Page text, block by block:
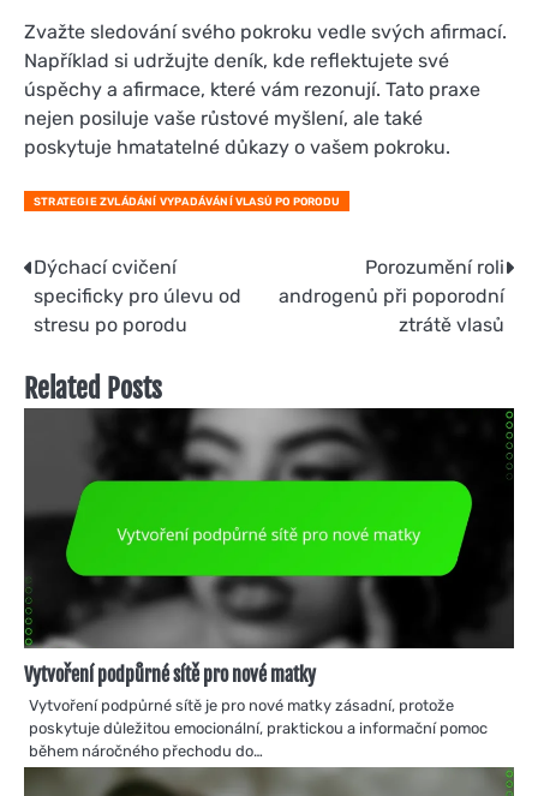
Zvažte sledování svého pokroku vedle svých afirmací.
Například si udržujte deník, kde reflektujete své
úspěchy a afirmace, které vám rezonují. Tato praxe
nejen posiluje vaše růstové myšlení, ale také
poskytuje hmatatelné důkazy o vašem pokroku.
STRATEGIE ZVLÁDÁNÍ VYPADÁVÁNÍ VLASŮ PO PORODU
Post
navigation
Dýchací cvičení
specificky pro úlevu od
stresu po porodu
Porozumění roli
androgenů při poporodní
ztrátě vlasů
Related Posts
Vytvoření podpůrné sítě pro nové matky
Vytvoření podpůrné sítě je pro nové matky zásadní, protože
poskytuje důležitou emocionální, praktickou a informační pomoc
během náročného přechodu do…